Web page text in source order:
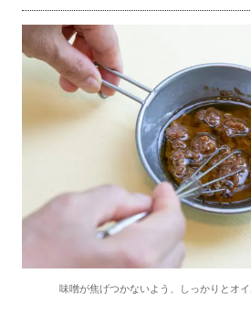
味噌が焦げつかないよう、しっかりとオイ